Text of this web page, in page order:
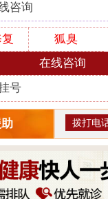
咨询
狐臭
在线咨询
号
拨打电